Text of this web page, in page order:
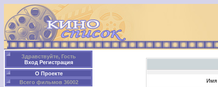
Здравствуйте, Гость
Вход Регистрация
О Проекте
Всего фильмов 36002
Имя